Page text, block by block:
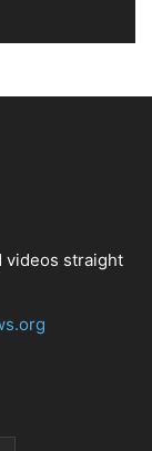
videos straight